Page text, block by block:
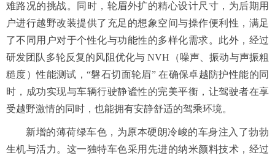
难路况的挑战。同时，轮眉外扩的精心设计尺寸，为后期用
户进行越野改装提供了充足的想象空间与操作便利性，满足
了不同用户对于个性化与功能性的多样化需求。此外，经过
研发团队多轮反复的风阻优化与 NVH（噪声、振动与声振粗
糙度）性能测试，“磐石切面轮眉” 在确保卓越防护性能的同
时，成功实现与车辆行驶静谧性的完美平衡，让驾驶者在享
受越野激情的同时，也能拥有安静舒适的驾乘环境。
新增的薄荷绿车色，为原本硬朗冷峻的车身注入了勃勃
生机与活力。这一独特车色采用先进的纳米颜料技术，经过